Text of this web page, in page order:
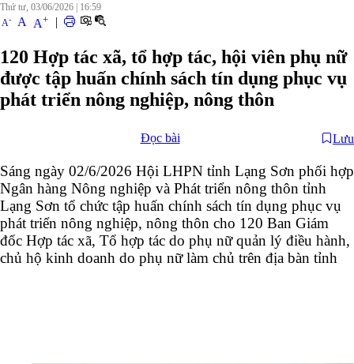
Thứ tư, 03/06/2026 | 16:59
A- A A+ |
120 Hợp tác xã, tổ hợp tác, hội viên phụ nữ
được tập huấn chính sách tín dụng phục vụ
phát triển nông nghiệp, nông thôn
Đọc bài Lưu
Sáng ngày 02/6/2026 Hội LHPN tỉnh Lạng Sơn phối hợp
Ngân hàng Nông nghiệp và Phát triển nông thôn tỉnh
Lạng Sơn tổ chức tập huấn chính sách tín dụng phục vụ
phát triển nông nghiệp, nông thôn cho 120 Ban Giám
đốc Hợp tác xã, Tổ hợp tác do phụ nữ quản lý điều hành,
chủ hộ kinh doanh do phụ nữ làm chủ trên địa bàn tỉnh